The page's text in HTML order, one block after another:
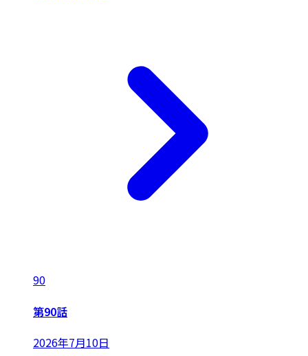
90
第90話
2026年7月10日